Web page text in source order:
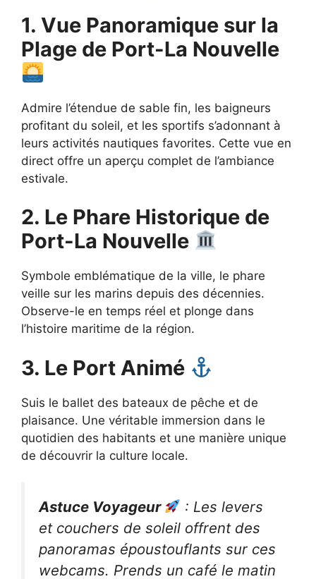
1. Vue Panoramique sur la
Plage de Port-La Nouvelle
Admire l’étendue de sable fin, les baigneurs
profitant du soleil, et les sportifs s’adonnant à
leurs activités nautiques favorites. Cette vue en
direct offre un aperçu complet de l’ambiance
estivale.
2. Le Phare Historique de
Port-La Nouvelle
Symbole emblématique de la ville, le phare
veille sur les marins depuis des décennies.
Observe-le en temps réel et plonge dans
l’histoire maritime de la région.
3. Le Port Animé
Suis le ballet des bateaux de pêche et de
plaisance. Une véritable immersion dans le
quotidien des habitants et une manière unique
de découvrir la culture locale.
Astuce Voyageur
: Les levers
et couchers de soleil offrent des
panoramas époustouflants sur ces
webcams. Prends un café le matin